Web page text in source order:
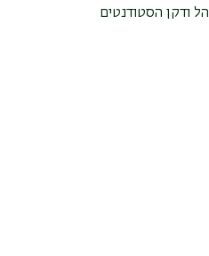
ודקן הסטודנטים